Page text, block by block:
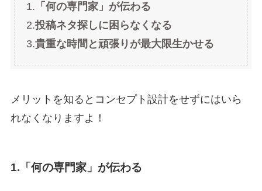
1. 「何の専門家」が伝わる
2.投稿ネタ探しに困らなくなる
3.貴重な時間と頑張りが最大限生かせる
メリットを知るとコンセプト設計をせずにはいら
れなくなりますよ！
1. 「何の専門家」が伝わる